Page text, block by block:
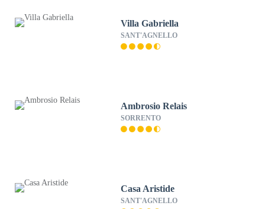
Villa Gabriella
SANT'AGNELLO
Ambrosio Relais
SORRENTO
Casa Aristide
SANT'AGNELLO